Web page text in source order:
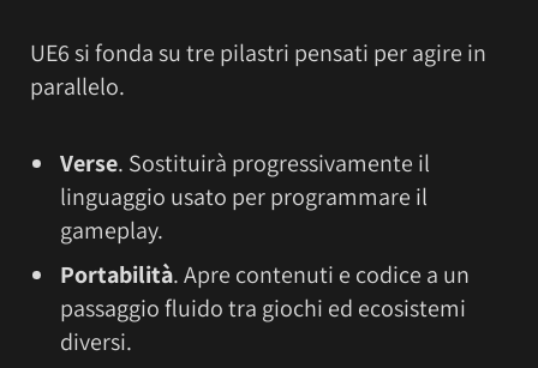
UE6 si fonda su tre pilastri pensati per agire in
parallelo.
Verse. Sostituirà progressivamente il
linguaggio usato per programmare il
gameplay.
Portabilità. Apre contenuti e codice a un
passaggio fluido tra giochi ed ecosistemi
diversi.